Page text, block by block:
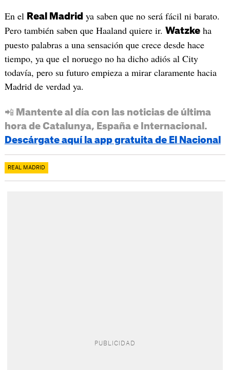
En el Real Madrid ya saben que no será fácil ni barato.
Pero también saben que Haaland quiere ir. Watzkeha
puesto palabras a una sensación que crece desde hace
tiempo, ya que el noruego no ha dicho adiós al City
todavía, pero su futuro empieza a mirar claramente hacia
Madrid de verdad ya.
📲 Mantente al día con las noticias de última
hora de Catalunya, España e Internacional.
Descárgate aquí la app gratuita de El Nacional
REAL MADRID